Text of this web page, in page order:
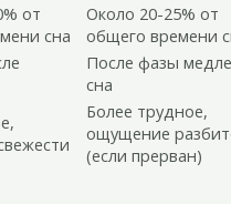
от
сна
Около 20-25% от
общего времени
После фазы
сна
Более трудное,
ощущение
(если прерван)